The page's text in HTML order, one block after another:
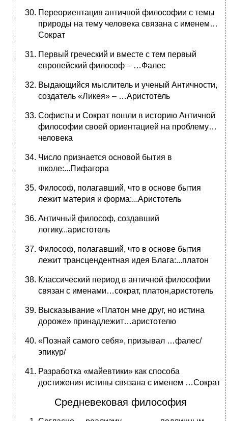
Переориентация античной философии с темы
природы на тему человека связана с именем…
Сократ
Первый греческий и вместе с тем первый
европейский философ – …Фалес
Выдающийся мыслитель и ученый Античности,
создатель «Ликея» – …Аристотель
Софисты и Сократ вошли в историю Античной
философии своей ориентацией на проблему…
человека
Число признается основой бытия в
школе:...Пифагора
Философ, полагавший, что в основе бытия
лежит материя и форма:...Аристотель
Античный философ, создавший
логику...аристотель
Философ, полагавший, что в основе бытия
лежит трансцендентная идея Блага:...платон
Классический период в античной философии
связан с именами…сократ, платон,аристотель
Высказывание «Платон мне друг, но истина
дороже» принадлежит…аристотелю
«Познай самого себя», призывал …фалес/
эпикур/
Разработка «майевтики» как способа
достижения истины связана с именем …Сократ
Средневековая философия